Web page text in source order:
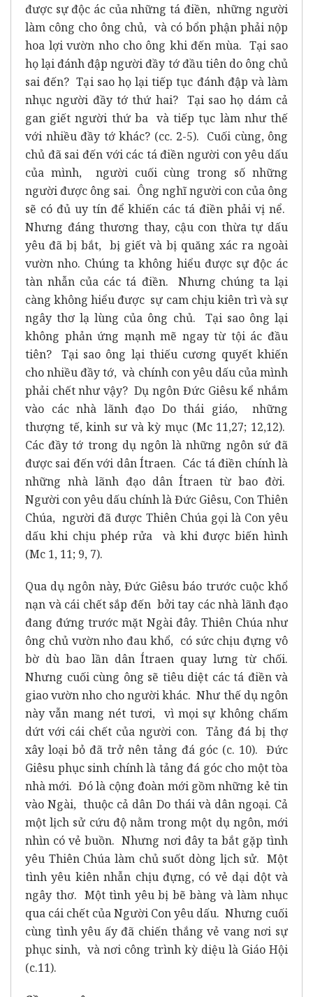
được sự độc ác của những tá điền, những người
làm công cho ông chủ, và có bổn phận phải nộp
hoa lợi vườn nho cho ông khi đến mùa. Tại sao
họ lại đánh đập người đầy tớ đầu tiên do ông chủ
sai đến? Tại sao họ lại tiếp tục đánh đập và làm
nhục người đầy tớ thứ hai? Tại sao họ dám cả
gan giết người thứ ba và tiếp tục làm như thế
với nhiều đầy tớ khác? (cc. 2-5). Cuối cùng, ông
chủ đã sai đến với các tá điền người con yêu dấu
của mình, người cuối cùng trong số những
người được ông sai. Ông nghĩ người con của ông
sẽ có đủ uy tín để khiến các tá điền phải vị nể.
Nhưng đáng thương thay, cậu con thừa tự dấu
yêu đã bị bắt, bị giết và bị quăng xác ra ngoài
vườn nho. Chúng ta không hiểu được sự độc ác
tàn nhẫn của các tá điền. Nhưng chúng ta lại
càng không hiểu được sự cam chịu kiên trì và sự
ngây thơ lạ lùng của ông chủ. Tại sao ông lại
không phản ứng mạnh mẽ ngay từ tội ác đầu
tiên? Tại sao ông lại thiếu cương quyết khiến
cho nhiều đầy tớ, và chính con yêu dấu của mình
phải chết như vậy? Dụ ngôn Đức Giêsu kể nhắm
vào các nhà lãnh đạo Do thái giáo, những
thượng tế, kinh sư và kỳ mục (Mc 11,27; 12,12).
Các đầy tớ trong dụ ngôn là những ngôn sứ đã
được sai đến với dân Ítraen. Các tá điền chính là
những nhà lãnh đạo dân Ítraen từ bao đời.
Người con yêu dấu chính là Đức Giêsu, Con Thiên
Chúa, người đã được Thiên Chúa gọi là Con yêu
dấu khi chịu phép rửa và khi được biến hình
(Mc 1, 11; 9, 7).
Qua dụ ngôn này, Đức Giêsu báo trước cuộc khổ
nạn và cái chết sắp đến bởi tay các nhà lãnh đạo
đang đứng trước mặt Ngài đây. Thiên Chúa như
ông chủ vườn nho đau khổ, có sức chịu đựng vô
bờ dù bao lần dân Ítraen quay lưng từ chối.
Nhưng cuối cùng ông sẽ tiêu diệt các tá điền và
giao vườn nho cho người khác. Như thế dụ ngôn
này vẫn mang nét tươi, vì mọi sự không chấm
dứt với cái chết của người con. Tảng đá bị thợ
xây loại bỏ đã trở nên tảng đá góc (c. 10). Đức
Giêsu phục sinh chính là tảng đá góc cho một tòa
nhà mới. Đó là cộng đoàn mới gồm những kẻ tin
vào Ngài, thuộc cả dân Do thái và dân ngoại. Cả
một lịch sử cứu độ nằm trong một dụ ngôn, mới
nhìn có vẻ buồn. Nhưng nơi đây ta bắt gặp tình
yêu Thiên Chúa làm chủ suốt dòng lịch sử. Một
tình yêu kiên nhẫn chịu đựng, có vẻ dại dột và
ngây thơ. Một tình yêu bị bẽ bàng và làm nhục
qua cái chết của Người Con yêu dấu. Nhưng cuối
cùng tình yêu ấy đã chiến thắng vẻ vang nơi sự
phục sinh, và nơi công trình kỳ diệu là Giáo Hội
(c.11).